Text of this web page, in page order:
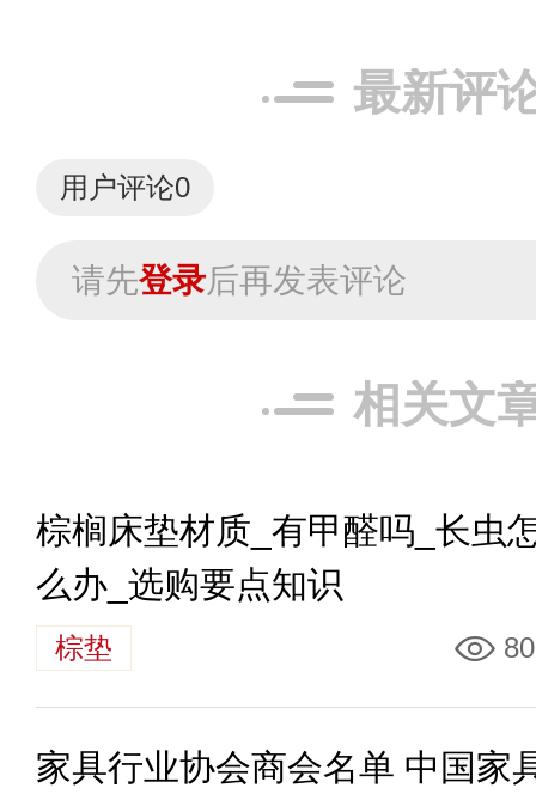
最新评
用户评论0
请先登录后再发表评论
相关文
棕榈床垫材质_有甲醛吗_长虫
么办_选购要点知识
棕垫
家具行业协会商会名单 中国家